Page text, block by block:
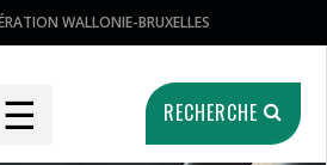
WALLONIE-BRUXELLES
☰ RECHERCHE